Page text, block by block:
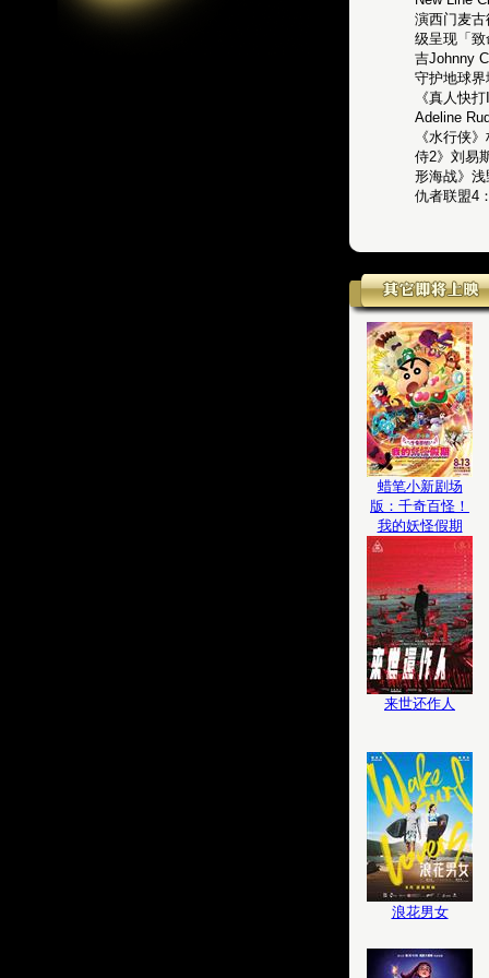
演西门麦
级呈现「
吉Johnny
守护地球界
《真人快
Adeline
《水行侠
侍2》刘易
形海战》
仇者联盟4
蜡笔小新剧场
版：千奇百怪！
我的妖怪假期
来世还作人
浪花男女